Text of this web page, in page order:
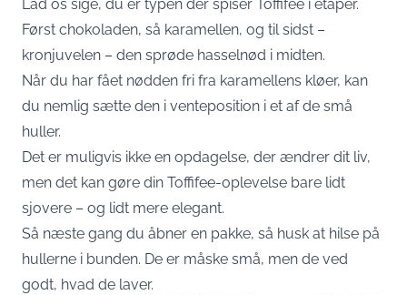
Lad os sige, du er typen der spiser Toffifee i etaper.
Først chokoladen, så karamellen, og til sidst –
kronjuvelen – den sprøde hasselnød i midten.
Når du har fået nødden fri fra karamellens kløer, kan
du nemlig sætte den i venteposition i et af de små
huller.
Det er muligvis ikke en opdagelse, der ændrer dit liv,
men det kan gøre din Toffifee-oplevelse bare lidt
sjovere – og lidt mere elegant.
Så næste gang du åbner en pakke, så husk at hilse på
hullerne i bunden. De er måske små, men de ved
godt, hvad de laver.